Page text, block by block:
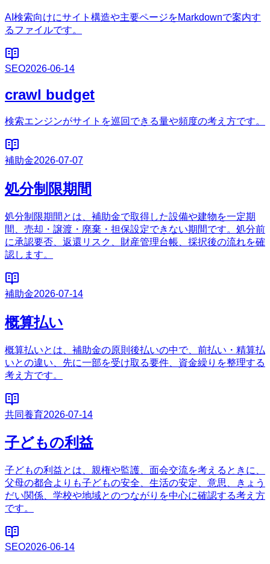
AI検索向けにサイト構造や主要ページをMarkdownで案内す
るファイルです。
SEO2026-06-14
crawl budget
検索エンジンがサイトを巡回できる量や頻度の考え方です。
補助金2026-07-07
処分制限期間
処分制限期間とは、補助金で取得した設備や建物を一定期
間、売却・譲渡・廃棄・担保設定できない期間です。処分前
に承認要否、返還リスク、財産管理台帳、採択後の流れを確
認します。
補助金2026-07-14
概算払い
概算払いとは、補助金の原則後払いの中で、前払い・精算払
いとの違い、先に一部を受け取る要件、資金繰りを整理する
考え方です。
共同養育2026-07-14
子どもの利益
子どもの利益とは、親権や監護、面会交流を考えるときに、
父母の都合よりも子どもの安全、生活の安定、意思、きょう
だい関係、学校や地域とのつながりを中心に確認する考え方
です。
SEO2026-06-14